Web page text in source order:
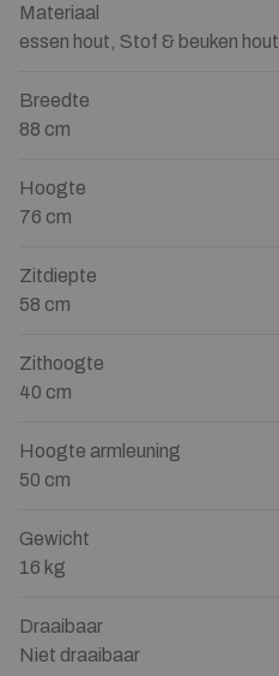
Materiaal
essen hout, Stof & beuken hout
Breedte
88 cm
Hoogte
76 cm
Zitdiepte
58 cm
Zithoogte
40 cm
Hoogte armleuning
50 cm
Gewicht
16 kg
Draaibaar
Niet draaibaar